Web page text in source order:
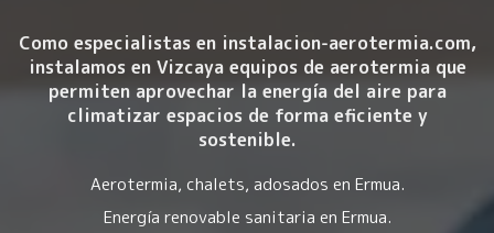
Como especialistas en instalacion-aerotermia.com,
instalamos en Vizcaya equipos de aerotermia que
permiten aprovechar la energía del aire para
climatizar espacios de forma eficiente y
sostenible.
Aerotermia, chalets, adosados en Ermua.
Energía renovable sanitaria en Ermua.